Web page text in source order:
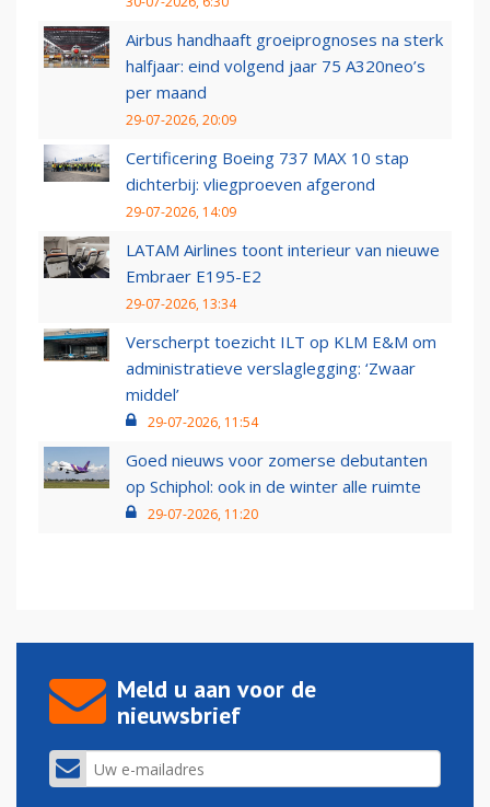
Airbus handhaaft groeiprognoses na sterk
halfjaar: eind volgend jaar 75 A320neo’s
per maand
29-07-2026, 20:09
Certificering Boeing 737 MAX 10 stap
dichterbij: vliegproeven afgerond
29-07-2026, 14:09
LATAM Airlines toont interieur van nieuwe
Embraer E195-E2
29-07-2026, 13:34
Verscherpt toezicht ILT op KLM E&M om
administratieve verslaglegging: ‘Zwaar
middel’
29-07-2026, 11:54
Goed nieuws voor zomerse debutanten
op Schiphol: ook in de winter alle ruimte
29-07-2026, 11:20
Meld u aan voor de
nieuwsbrief